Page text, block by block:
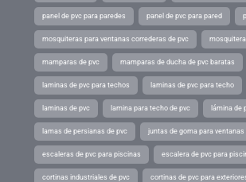
panel de pvc para paredes panel de pvc para pared
mosquiteras para ventanas correderas de pvc
mamparas de pvc mamparas de ducha de pvc baratas
laminas de pvc para techos laminas de pvc para techo
laminas de pvc lamina para techo de pvc lámina de
lamas de persianas de pvc juntas de goma para ventanas
escaleras de pvc para piscinas escalera de pvc para
cortinas industriales de pvc cortinas de pvc para